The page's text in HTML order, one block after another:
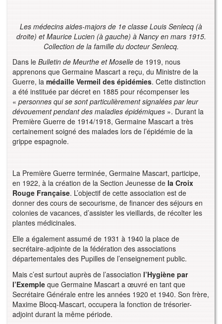
Les médecins aides-majors de 1e classe Louis Senlecq (à
droite) et Maurice Lucien (à gauche) à Nancy en mars 1915.
Collection de la famille du docteur Senlecq.
Dans le Bulletin de Meurthe et Moselle de 1919, nous
apprenons que Germaine Mascart a reçu, du Ministre de la
Guerre, la médaille Vermeil des épidémies. Cette distinction
a été instituée par décret en 1885 pour récompenser les
« personnes qui se sont particulièrement signalées par leur
dévouement pendant des maladies épidémiques ». Durant la
Première Guerre de 1914/1918, Germaine Mascart a très
certainement soigné des malades lors de l’épidémie de la
grippe espagnole.
La Première Guerre terminée, Germaine Mascart, participe,
en 1922, à la création de la Section Jeunesse de la Croix
Rouge Française. L’objectif de cette association est de
donner des cours de secourisme, de financer des séjours en
colonies de vacances, d’assister les vieillards, de récolter les
plantes médicinales.
Elle a également assumé de 1931 à 1940 la place de
secrétaire-adjointe de la fédération des associations
départementales des Pupilles de l’enseignement public.
Mais c’est surtout auprès de l’association l’Hygiène par
l’Exemple que Germaine Mascart a œuvré en tant que
Secrétaire Générale entre les années 1920 et 1940. Son frère,
Maxime Blocq-Mascart, occupera la fonction de trésorier-
adjoint durant la même période.